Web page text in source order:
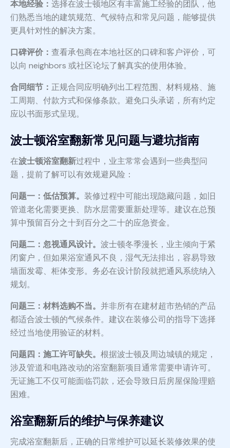
本地经验： 选择在波士顿地区有丰富施工经验的团队，他
们熟悉当地的建筑规范、气候特点和常见问题，能够提供
更具针对性的解决方案。
口碑评价： 查看承包商在本地社区的口碑和客户评价，可
以向 neighbors 或社区论坛了解真实的使用体验。
合同细节： 正规合同应明确列出工程范围、材料规格、施
工周期、付款方式和保修条款。避免口头承诺，所有约定
应以书面形式呈现。
波士顿浴室翻新常见问题与避坑指南
在波士顿浴室翻新过程中，业主常常会遇到一些典型问
题，提前了解可以有效规避风险：
问题一：低估预算。 装修过程中可能出现隐藏问题，如旧
管道老化需要更换、防水层需要重新处理等。建议在总预
算中预留百分之十到百分之二十的应急资金。
问题二：忽视通风设计。 波士顿冬季漫长，业主倾向于紧
闭窗户，但如果浴室通风不良，湿气无法排出，容易导致
墙面发霉、柜体变形。务必在设计阶段就把通风系统纳入
规划。
问题三：材料选购不当。 并非所有在建材超市热销的产品
都适合波士顿的气候条件。建议在装修公司的指导下选择
经过当地使用验证的材料。
问题四：施工许可缺失。 根据波士顿及周边城镇的规定，
涉及管道和电路改动的浴室翻新项目通常需要申请许可。
无证施工不仅可能面临罚款，还会导致日后房屋保险理赔
困难。
浴室翻新后的维护与保养建议
完成浴室翻新后，正确的日常维护可以延长装修效果的使